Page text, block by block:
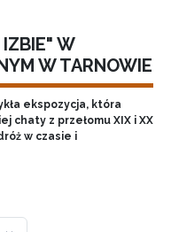
W
W TARNOWIE
ekspozycja, która
chaty z przełomu XIX i XX
w czasie i